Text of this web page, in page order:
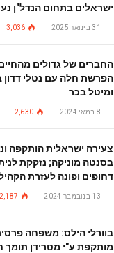
ישראלים בתחום הנדל"ן
31 בינואר 2025 3,036
החברים של גדולים
הפרשת חלה עם נטלי דדון
ומיטל בכר
8 במאי 2024 2,630
צעירה ישראלית הותקפה
בסנטה מוניקה; נזקקת
דחופים ופונה לעזרת
13 בנובמבר 2024 2,187
בוורלי הילס: משפחה
מותקפת ע"י מטרידן